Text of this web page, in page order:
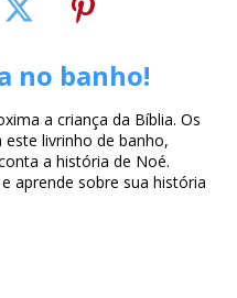
no banho!
a criança da Bíblia. Os
livrinho de banho,
a história de Noé.
aprende sobre sua história